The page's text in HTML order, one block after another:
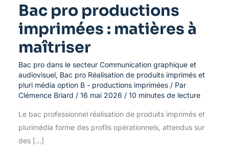
Bac pro productions
imprimées : matières à
maîtriser
Bac pro dans le secteur Communication graphique et
audiovisuel, Bac pro Réalisation de produits imprimés et
pluri média option B - productions imprimées/ Par
Clémence Briard / 16 mai 2026 / 10 minutes de lecture
Le bac professionnel réalisation de produits imprimés et
plurimédia forme des profils opérationnels, attendus sur
des […]